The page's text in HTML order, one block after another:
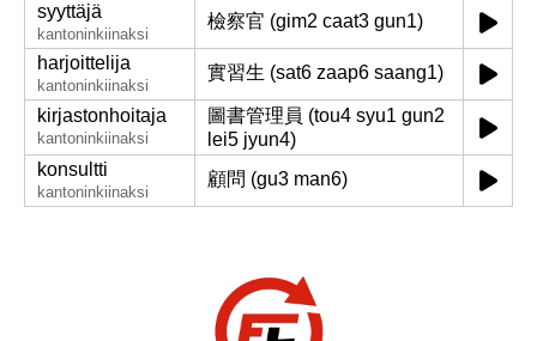
syyttäjä
kantoninkiinaksi
檢察官 (gim2 caat3 gun1)
harjoittelija
kantoninkiinaksi
實習生 (sat6 zaap6 saang1)
kirjastonhoitaja
kantoninkiinaksi
圖書管理員 (tou4 syu1 gun2
lei5 jyun4)
konsultti
kantoninkiinaksi
顧問 (gu3 man6)